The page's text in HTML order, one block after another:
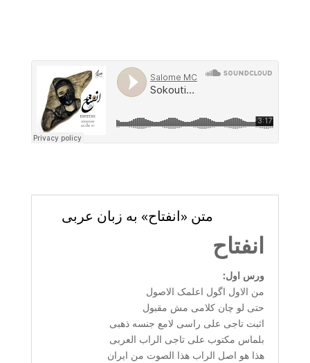
متن «انفتاح» به زبان عربی
انفتاح
ورس اول:
من الاول اگول اعلمک الاصول
حتی لو چان کلامی مش مقبول
اثبت تاجی علی راسی لامع جنسه ذهبی
بلماس مکتوب علی تاجی الراب العربی
هذا هو اصل الراب هذا الصوت من ايران